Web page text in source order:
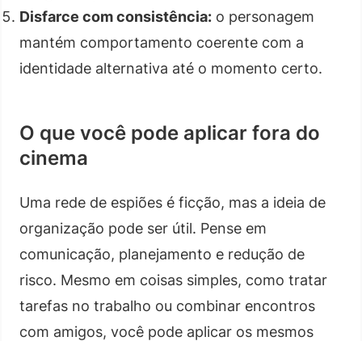
Disfarce com consistência: o personagem
mantém comportamento coerente com a
identidade alternativa até o momento certo.
O que você pode aplicar fora do
cinema
Uma rede de espiões é ficção, mas a ideia de
organização pode ser útil. Pense em
comunicação, planejamento e redução de
risco. Mesmo em coisas simples, como tratar
tarefas no trabalho ou combinar encontros
com amigos, você pode aplicar os mesmos